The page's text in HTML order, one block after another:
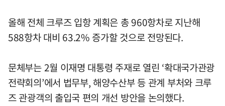
올해 전체 크루즈 입항 계획은 총 960항차로 지난해
588항차 대비 63.2% 증가할 것으로 전망된다.
문체부는 2월 이재명 대통령 주재로 열린 ‘확대국가관광
전략회의’에서 법무부, 해양수산부 등 관계 부처와 크루
즈 관광객의 출입국 편의 개선 방안을 논의했다.